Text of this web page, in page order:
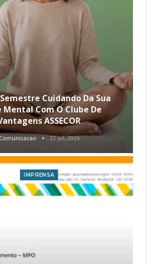
Cuidando Da Sua
Mental Com O Clube De
ASSECOR
Comunicacao 22 jul, 2026
IMPRENSA